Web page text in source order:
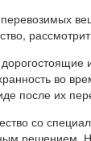
во
после их
со
решением.